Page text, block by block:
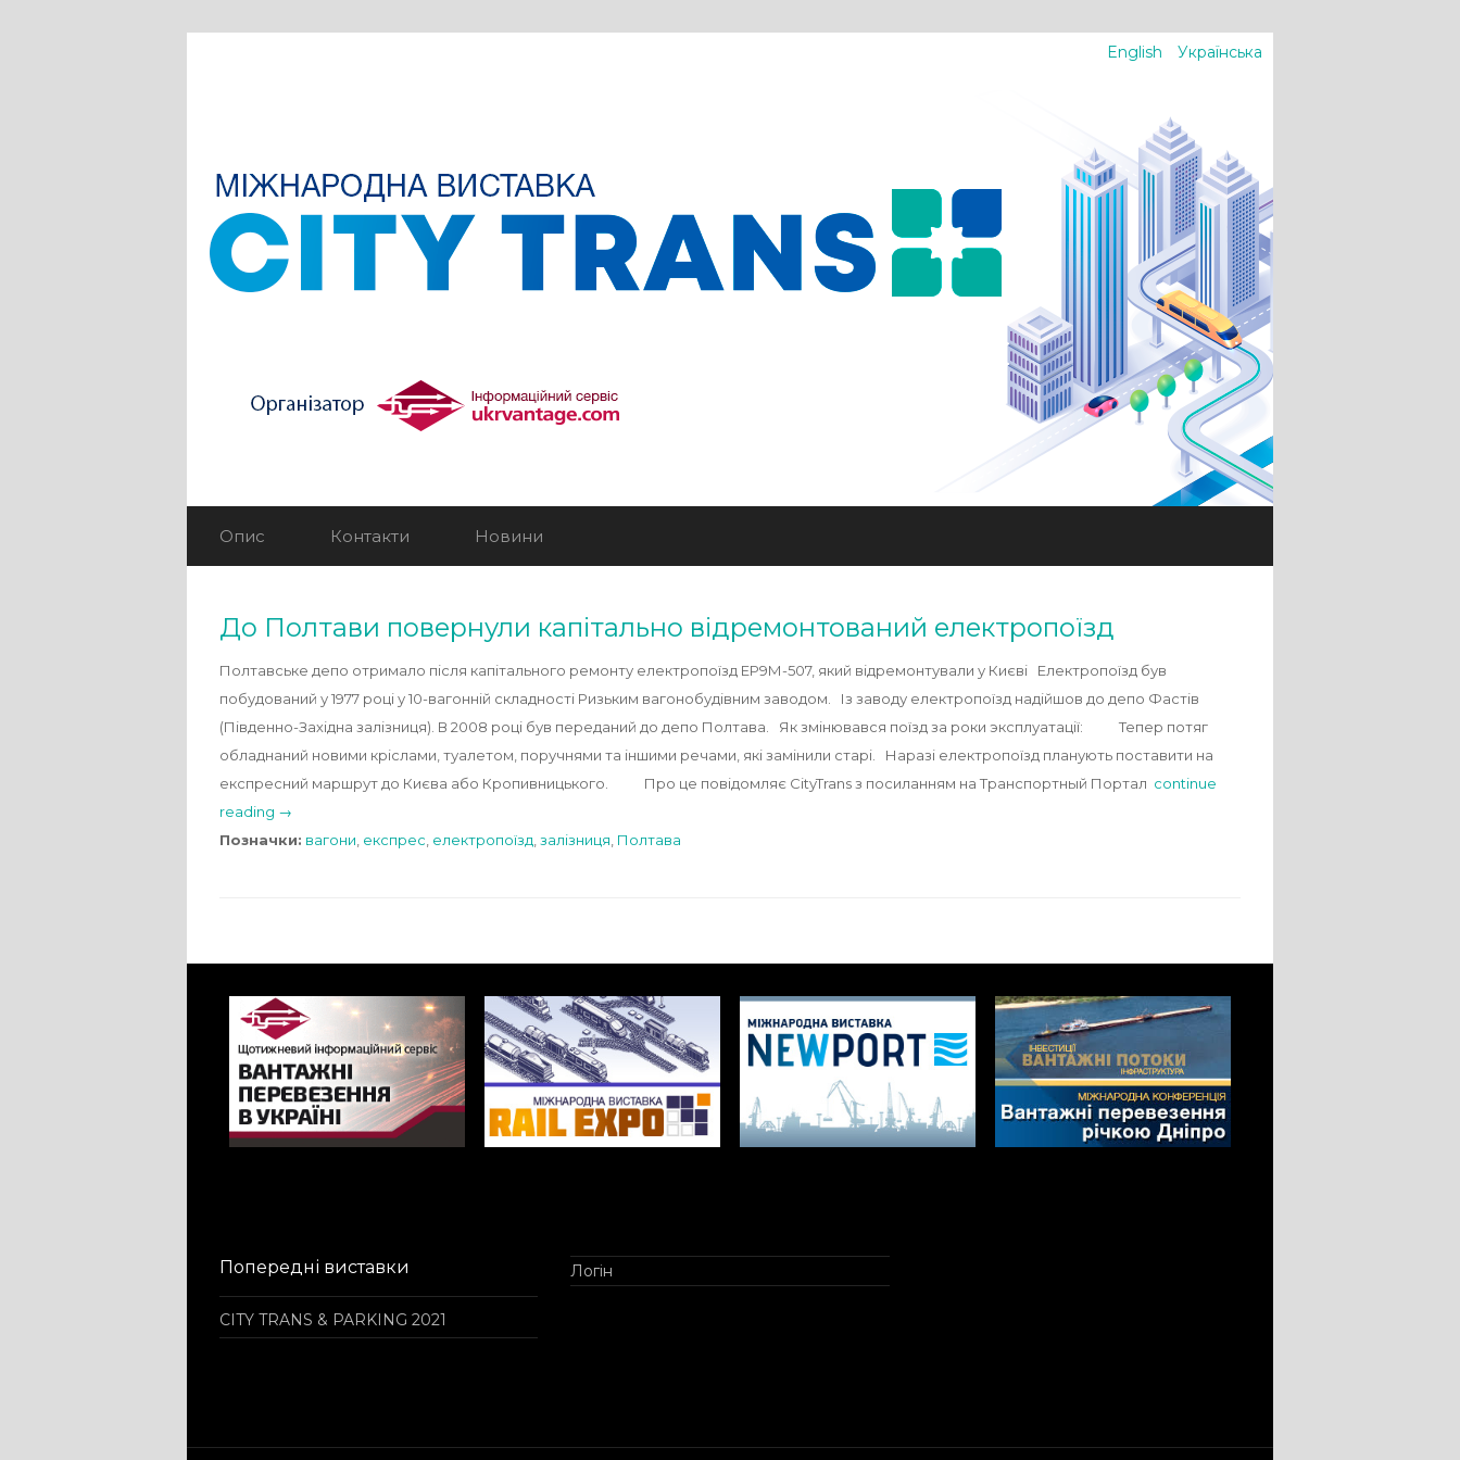
English Українська
Опис Контакти Новини
До Полтави повернули капітально відремонтований електропоїзд
Полтавське депо отримало після капітального ремонту електропоїзд ЕР9М-507, який відремонтували у Києві Електропоїзд був
побудований у 1977 році у 10-вагонній складності Ризьким вагонобудівним заводом. Із заводу електропоїзд надійшов до депо Фастів
(Південно-Західна залізниця). В 2008 році був переданий до депо Полтава. Як змінювався поїзд за роки эксплуатації: Тепер потяг
обладнаний новими кріслами, туалетом, поручнями та іншими речами, які замінили старі. Наразі електропоїзд планують поставити на
експресний маршрут до Києва або Кропивницького. Про це повідомляє CityTrans з посиланням на Транспортный Портал continue
reading →
Позначки: вагони експрес електропоїзд залізниця Полтава
Попередні виставки
CITY TRANS & PARKING 2021
Логін